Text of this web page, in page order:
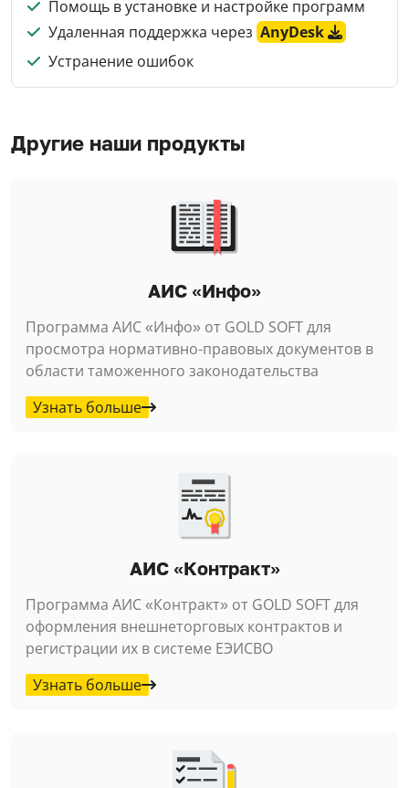
Помощь в установке и настройке программ
Удаленная поддержка через AnyDesk
Устранение ошибок
Другие наши продукты
АИС «Инфо»
Программа АИС «Инфо» от GOLD SOFT для
просмотра нормативно-правовых документов в
области таможенного законодательства
Узнать больше
АИС «Контракт»
Программа АИС «Контракт» от GOLD SOFT для
оформления внешнеторговых контрактов и
регистрации их в системе ЕЭИСВО
Узнать больше